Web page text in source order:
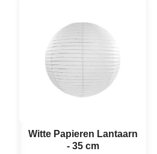
Witte Papieren Lantaarn
- 35 cm